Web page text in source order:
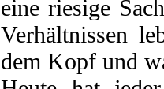
eine riesige
Verhältnissen
dem Kopf und